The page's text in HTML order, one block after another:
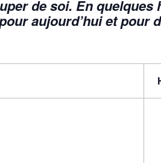
de soi. En
aujourd’hui et pour